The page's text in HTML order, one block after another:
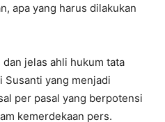
apa yang harus dilakukan
jelas ahli hukum tata
Susanti yang menjadi
per pasal yang berpotensi
kemerdekaan pers.